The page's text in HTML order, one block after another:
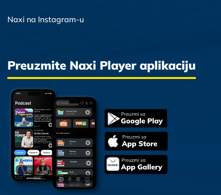
Naxi na Instagram-u
Preuzmite Naxi Player aplikaciju